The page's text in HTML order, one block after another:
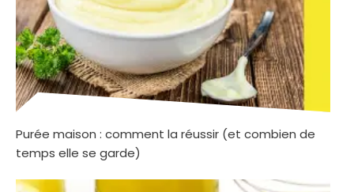
Purée maison : comment la réussir (et combien de
temps elle se garde)